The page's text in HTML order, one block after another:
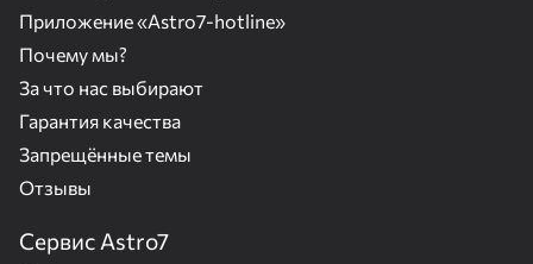
Приложение «Astro7-hotline»
Почему мы?
За что нас выбирают
Гарантия качества
Запрещённые темы
Отзывы
Сервис Astro7